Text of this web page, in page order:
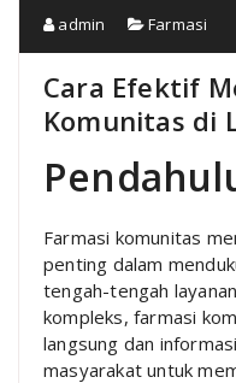
admin Farmasi
Cara Efektif
Komunitas di
Farmasi komunitas
penting dalam
tengah-tengah
kompleks, farmasi
langsung dan
masyarakat untuk